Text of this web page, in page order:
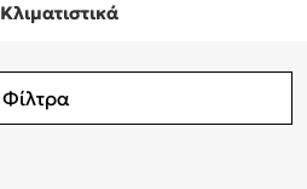
Κλιματιστικά
Φίλτρα